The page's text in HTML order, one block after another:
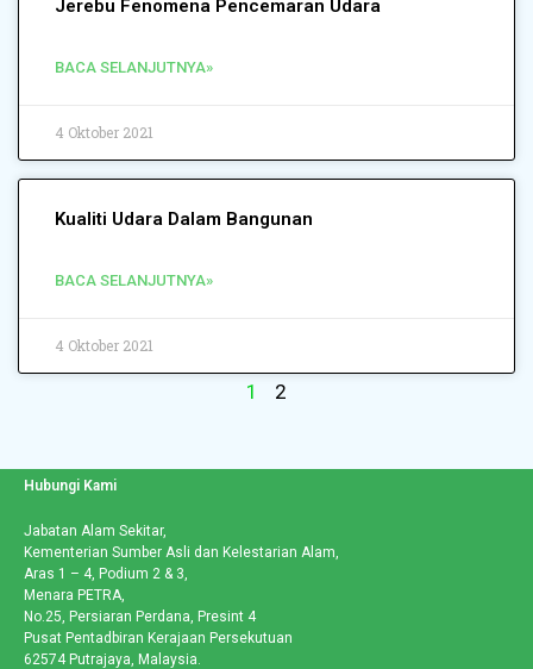
Jerebu Fenomena Pencemaran Udara
BACA SELANJUTNYA»
4 Oktober 2021
Kualiti Udara Dalam Bangunan
BACA SELANJUTNYA»
4 Oktober 2021
1 2
Hubungi Kami
Jabatan Alam Sekitar,
Kementerian Sumber Asli dan Kelestarian Alam,
Aras 1 – 4, Podium 2 & 3,
Menara PETRA,
No.25, Persiaran Perdana, Presint 4
Pusat Pentadbiran Kerajaan Persekutuan
62574 Putrajaya, Malaysia.